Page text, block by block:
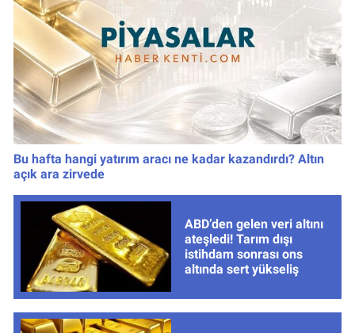
Bu hafta hangi yatırım aracı ne kadar kazandırdı? Altın
açık ara zirvede
ABD’den gelen veri altını
ateşledi! Tarım dışı
istihdam sonrası ons
altında sert yükseliş